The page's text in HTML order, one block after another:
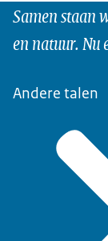
Samen staan
en natuur. Nu
Andere talen